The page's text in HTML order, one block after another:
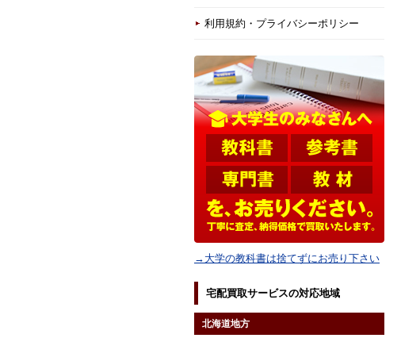
利用規約・プライバシーポリシー
→大学の教科書は捨てずにお売り下さい
宅配買取サービスの対応地域
北海道地方